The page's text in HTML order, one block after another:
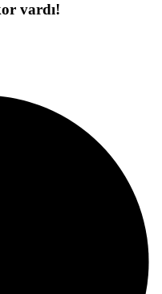
vardı!